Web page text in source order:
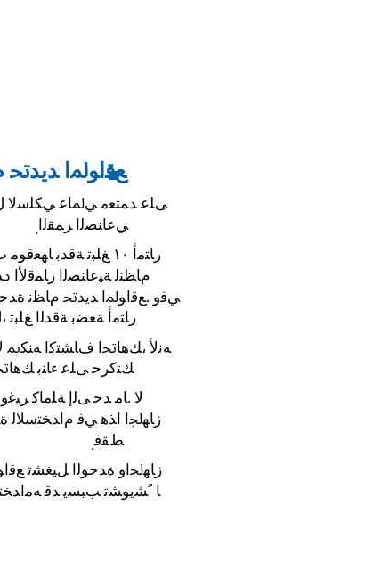
ﻊﻗﺍﻮﳌﺍ ﺪﻳﺪﲢ
■
ﻰﻠﻋ ﺪﻤﺘﻌﻣ ﻲﳌﺎﻋ ﻲﻜﻠﺳﻻ
. ﻲﻋﺎﻨﺼﻟﺍ ﺮﻤﻘﻟﺍ
ﺭﺎﺘﻣﺃ ١٠ ﻎﻠﺒﺗ ﺔﻗﺪﺑ ﺎﻬﻌﻗﻮﻣ ﺏﺎﺴﺣ ﻊﻗﺍﻮﳌﺍ ﺪﻳﺪﲢ ﻡﺎﻈﻧ ﺓﺪﺣﻮﻟ ﻦﻜﳝﻭ
ﻡﺎﻈﻨﻟ ﺔﻴﻋﺎﻨﺼﻟﺍ ﺭﺎﻤﻗﻷﺍ
ﻲﻓﻭ .ﻊﻗﺍﻮﳌﺍ ﺪﻳﺪﲢ ﻡﺎﻈﻧ
ﺭﺎﺘﻣﺃ ﺔﻌﻀﺑ ﺔﻗﺪﻟﺍ
ﻪﻧﻷ ،ﻚﻫﺎﲡﺍ ﻑﺎﺸﺘﻛﺍ ﻪﻨﻜﳝ
ﻚﺘﻛﺮﺣ ﻰﻠﻋ ﺀﺎﻨﺑ
ﻻ .ﺎﻣ ﺪﺣ ﻰﻟﺇ ﺔﻠﻣﺎﻛ
ﺯﺎﻬﳉﺍ ﺍﺬﻫ ﻲﻓ ﻡﺍﺪﺨﺘﺳﻼﻟ
.ﻂﻘﻓ
ﺯﺎﻬﳉﺍﻭ ﺓﺪﺣﻮﻟﺍ ﻞﻴﻐﺸﺗ
ﺎ ﹰﺸﻳﻮﺸﺗ ﺐﺒﺴﻳ ﺪﻗ